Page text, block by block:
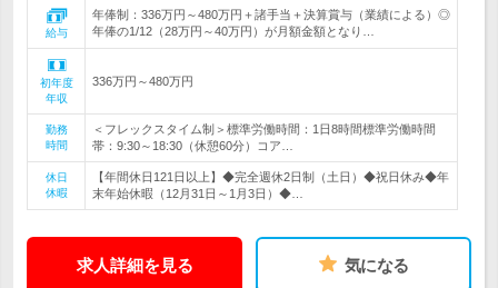
給与
年俸制：336万円～480万円＋諸手当＋決算賞与（業績による）◎
年俸の1/12（28万円～40万円）が月額金額となり…
初年度
年収
336万円～480万円
勤務
時間
＜フレックスタイム制＞標準労働時間：1日8時間標準労働時間
帯：9:30～18:30（休憩60分）コア…
休日
休暇
【年間休日121日以上】◆完全週休2日制（土日）◆祝日休み◆年
末年始休暇（12月31日～1月3日）◆…
求人詳細を見る 気になる